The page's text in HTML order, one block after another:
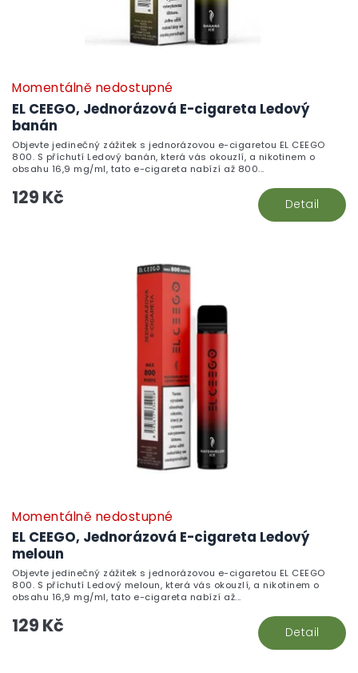
EL CEEGO, Jednorázová E-cigareta Ledový
banán
Momentálně nedostupné
129 Kč Detail
Objevte jedinečný zážitek s jednorázovou e-cigaretou EL CEEGO
800. S příchutí Ledový banán, která vás okouzlí, a nikotinem o
obsahu 16,9 mg/ml, tato e-cigareta nabízí až 800...
EL CEEGO, Jednorázová E-cigareta Ledový
meloun
Momentálně nedostupné
129 Kč Detail
Objevte jedinečný zážitek s jednorázovou e-cigaretou EL CEEGO
800. S příchutí Ledový meloun, která vás okouzlí, a nikotinem o
obsahu 16,9 mg/ml, tato e-cigareta nabízí až...